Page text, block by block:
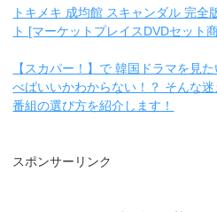
トキメキ 成均館 スキャンダル 完全
ト [マーケットプレイスDVDセット
【スカパー！】で 韓国ドラマを見
べばいいかわからない！？ そんな
番組の選び方を紹介します！
スポンサーリンク